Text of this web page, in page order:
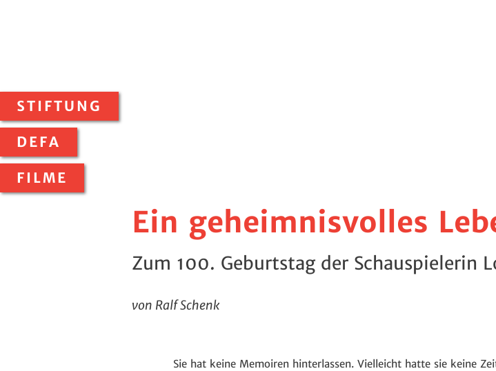
STIFTUNG
DEFA
FILME
Ein geheimnisvolles
Zum 100. Geburtstag der Schauspielerin
von Ralf Schenk
Sie hat keine Memoiren hinterlassen. Vielleicht hatte sie keine